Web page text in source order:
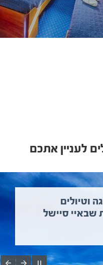
לעניין אתכם
וטיולים
שבאיי סיישל